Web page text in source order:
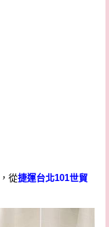
，從捷運台北101世貿